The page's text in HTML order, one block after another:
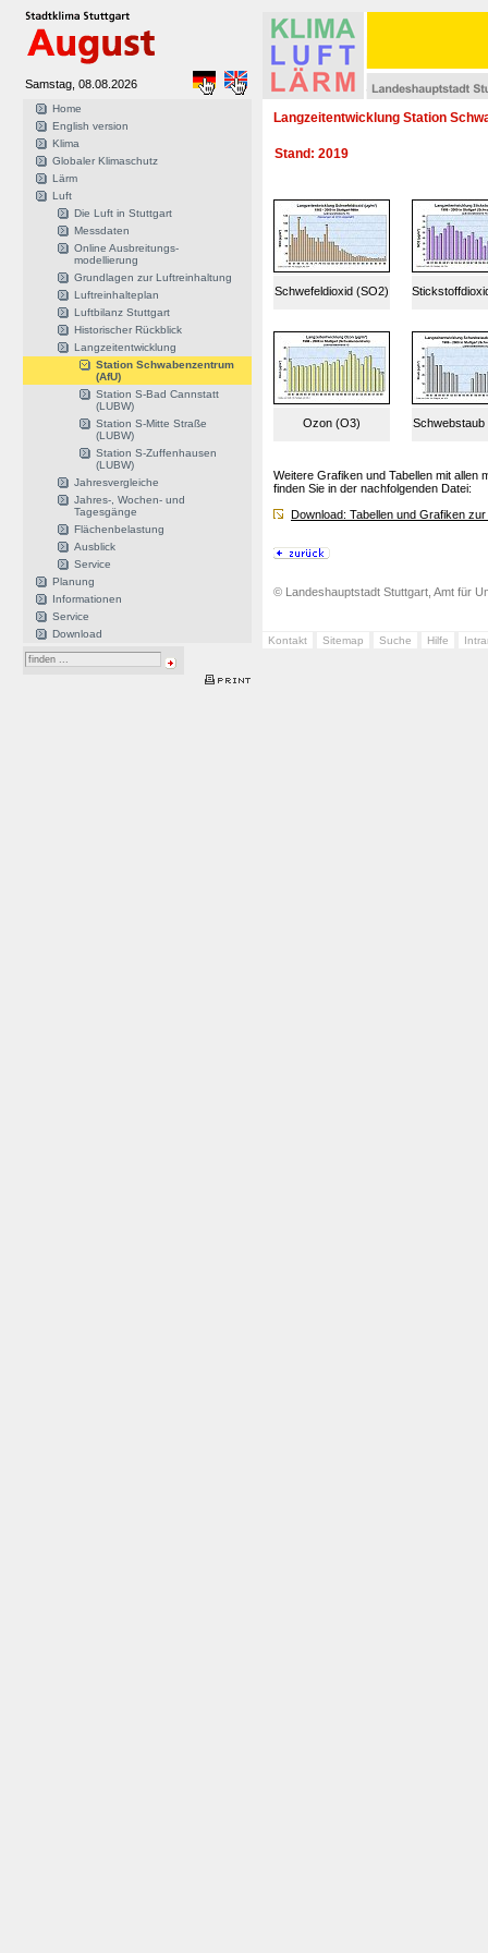
Samstag, 08.08.2026
Home
English version
Klima
Globaler Klimaschutz
Lärm
Luft
Die Luft in Stuttgart
Messdaten
Online Ausbreitungs-
modellierung
Grundlagen zur Luftreinhaltung
Luftreinhalteplan
Luftbilanz Stuttgart
Historischer Rückblick
Langzeitentwicklung
Station Schwabenzentrum
(AfU)
Station S-Bad Cannstatt
(LUBW)
Station S-Mitte Straße
(LUBW)
Station S-Zuffenhausen
(LUBW)
Jahresvergleiche
Jahres-, Wochen- und
Tagesgänge
Flächenbelastung
Ausblick
Service
Planung
Informationen
Service
Download
Langzeitentwicklung Station
Stand: 2019
Schwefeldioxid (SO2)
Ozon (O3) Schwebstaub
Weitere Grafiken und Tabellen mit allen
finden Sie in der nachfolgenden Datei:
Download: Tabellen und Grafiken
© Landeshauptstadt Stuttgart, Amt für
Kontakt Sitemap Suche Hilfe